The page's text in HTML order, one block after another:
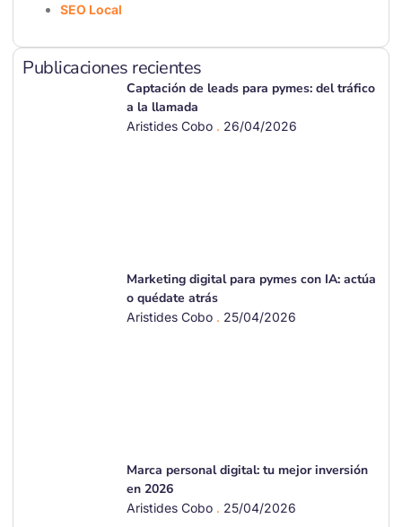
SEO Local
Publicaciones recientes
Captación de leads para pymes: del tráfico
a la llamada
Aristides Cobo 26/04/2026
Marketing digital para pymes con IA: actúa
o quédate atrás
Aristides Cobo 25/04/2026
Marca personal digital: tu mejor inversión
en 2026
Aristides Cobo 25/04/2026